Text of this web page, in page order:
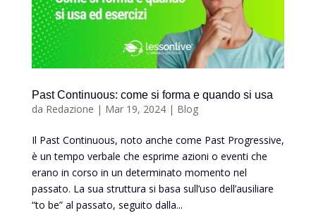
Past Continuous: come si forma e quando si usa
da Redazione | Mar 19, 2024| Blog
Il Past Continuous, noto anche come Past Progressive,
è un tempo verbale che esprime azioni o eventi che
erano in corso in un determinato momento nel
passato. La sua struttura si basa sull’uso dell’ausiliare
“to be” al passato, seguito dalla...